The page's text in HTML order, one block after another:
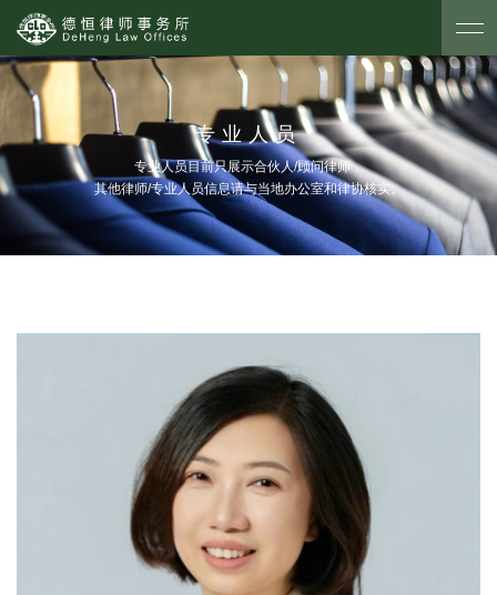
专业人员
专业人员目前只展示合伙人/顾问律师，
其他律师/专业人员信息请与当地办公室和律协核实。